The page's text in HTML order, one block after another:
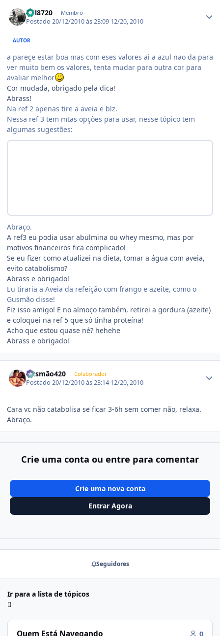
mil8720 Membro
Postado20/12/2010 às 23:09 12/20, 2010
AUTOR
a pareçe estar boa mas com eses valores ai a azul nao da para
ver muito bem os valores, tenta mudar para outra cor para
avaliar melhor
Cor mudada, obrigado pela dica!
Abrass!
Na ref 2 apenas tire a aveia e blz.
Nessa ref 3 tem mtas opções para usar, nesse tópico tem
algumas sugestões:
Abraço.
A ref3 eu podia usar abulmina ou whey mesmo, mas por
motivos financeiros fica complicado!
Se eu fizer como atualizei na dieta, tomar a água com aveia,
evito catabolismo?
Abrass e obrigado!
Eu tiraria a Aveia da refeição com frango e azeite, como o
Gusmão disse!
Fiz isso amigo! E no almoço também, retirei a gordura (azeite)
e coloquei na ref 5 que só tinha proteína!
Acho que estou quase né? hehehe
Abrass e obrigado!
Gusmão420 Colaborador
Postado20/12/2010 às 23:14 12/20, 2010
Cara vc não catabolisa se ficar 3-6h sem comer não, relaxa.
Abraço.
Crie uma conta ou entre para comentar
Crie uma nova conta
Entrar Agora
Seguidores
Ir para a lista de tópicos
Quem Está Navegando 0